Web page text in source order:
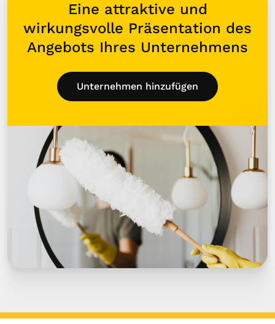
Eine attraktive und
wirkungsvolle Präsentation des
Angebots Ihres Unternehmens
Unternehmen hinzufügen